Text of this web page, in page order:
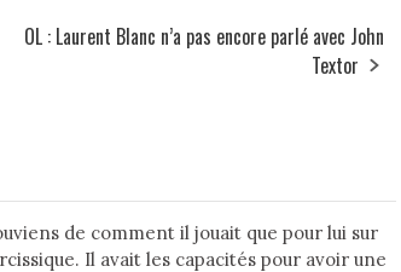
OL : Laurent Blanc n’a pas encore parlé avec John
Textor
de comment il jouait que pour lui sur
Il avait les capacités pour avoir une